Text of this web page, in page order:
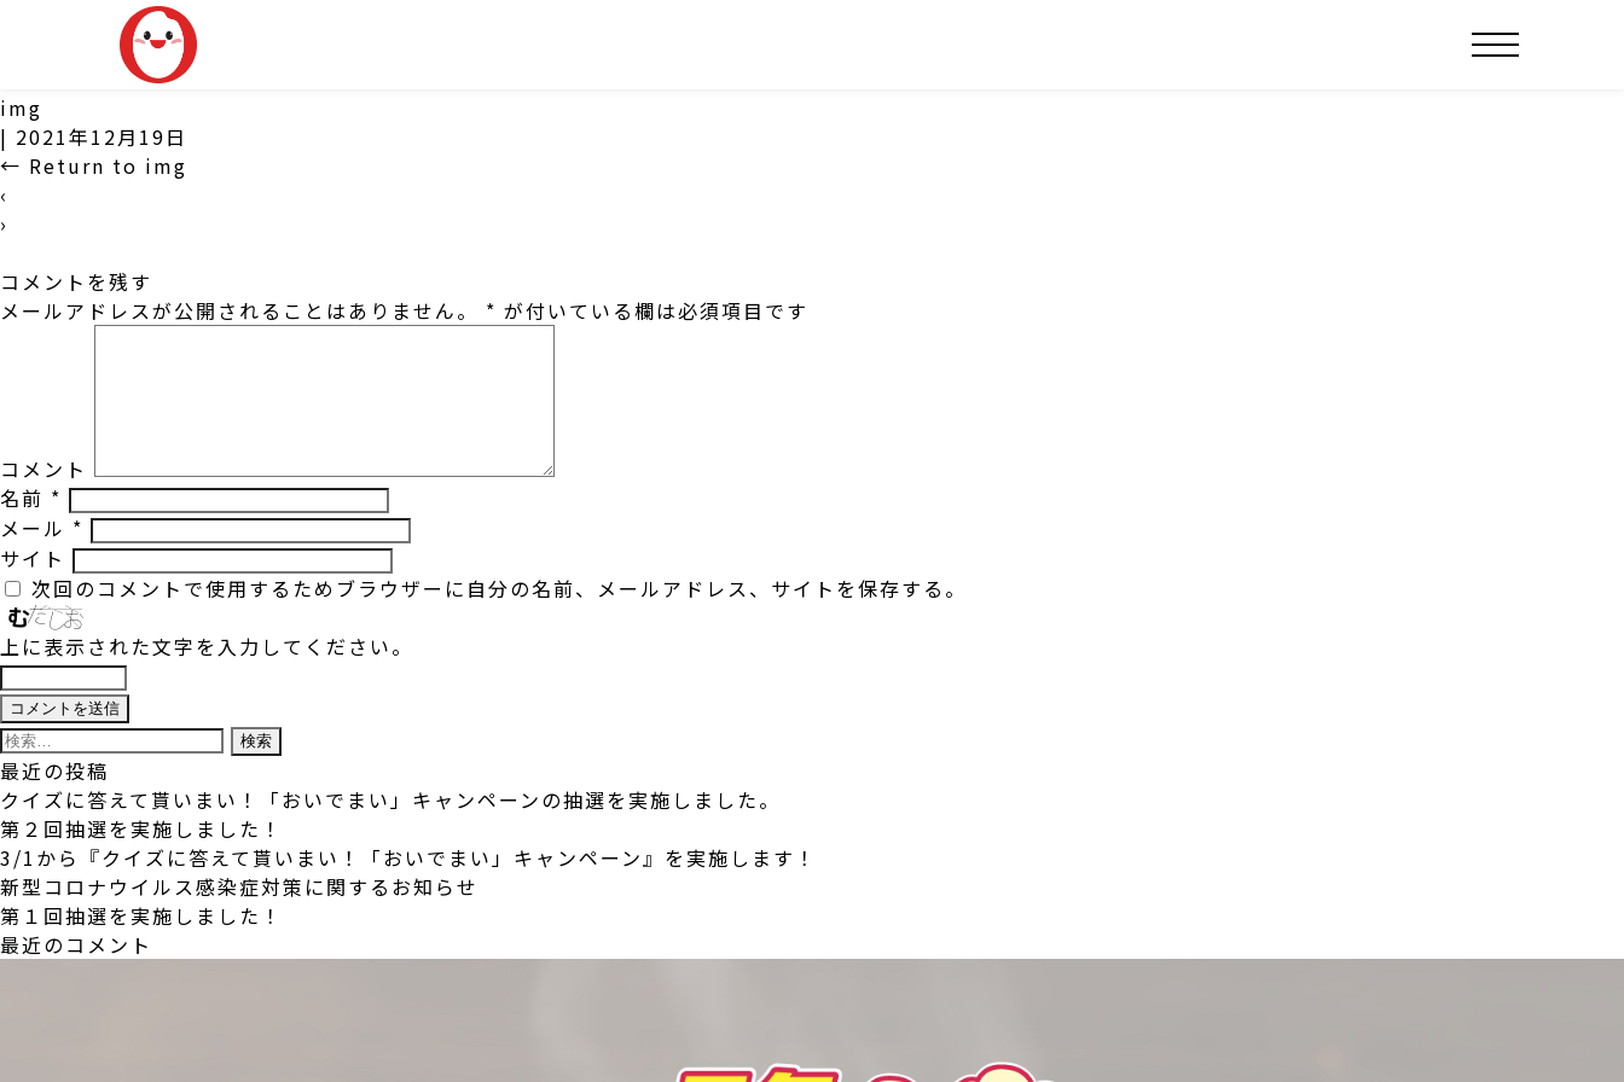
img
| 2021年12月19日
← Return to img
‹
›
コメントを残す
メールアドレスが公開されることはありません。
* が付いている欄は必須項目です
コメント
名前 *
メール *
サイト
次回のコメントで使用するためブラウザーに自分の名前、メールアドレス、サイトを保存する。
上に表示された文字を入力してください。
検
索:
最近の投稿
クイズに答えて貰いまい！「おいでまい」キャンペーンの抽選を実施しました。
第２回抽選を実施しました！
3/1から『クイズに答えて貰いまい！「おいでまい」キャンペーン』を実施します！
新型コロナウイルス感染症対策に関するお知らせ
第１回抽選を実施しました！
最近のコメント